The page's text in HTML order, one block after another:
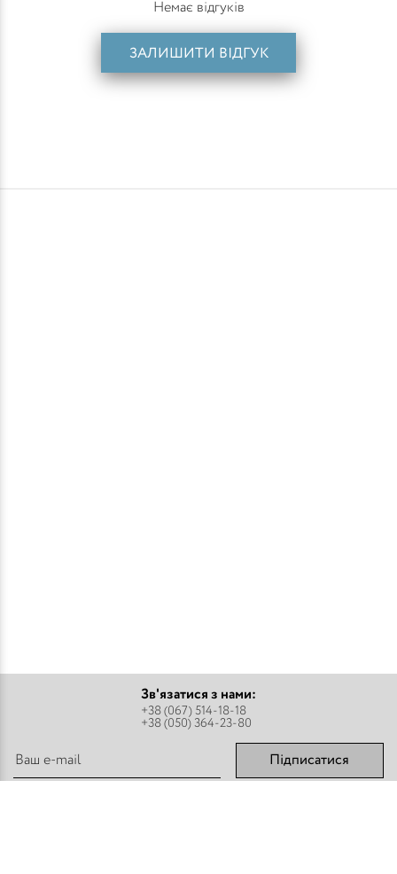
Немає відгуків
ЗАЛИШИТИ ВІДГУК
Зв'язатися з нами:
+38 (067) 514-18-18
+38 (050) 364-23-80
Підписатися